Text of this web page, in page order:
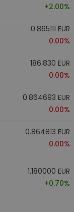
+2.00%
0.865111 EUR
0.00%
186.830 EUR
0.00%
0.864693 EUR
0.00%
0.864813 EUR
0.00%
1.180000 EUR
+0.70%